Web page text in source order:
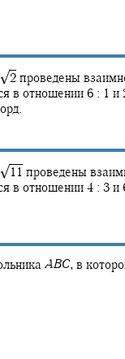
√2 проведены
в отношении 6 : 1 и
√11 проведены
в отношении 4 : 3 и
ABC, в